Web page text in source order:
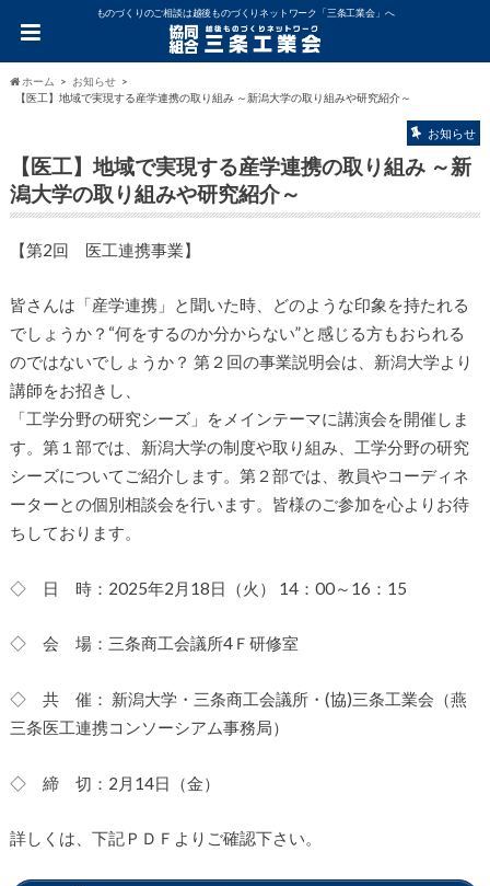
ものづくりのご相談は越後ものづくりネットワーク「三条工業会」へ
ホーム
お知らせ
【医工】地域で実現する産学連携の取り組み ～新潟大学の取り組みや研究紹介～
お知らせ
【医工】地域で実現する産学連携の取り組み ～新
潟大学の取り組みや研究紹介～
【第2回 医工連携事業】
皆さんは「産学連携」と聞いた時、どのような印象を持たれる
でしょうか？“何をするのか分からない”と感じる方もおられる
のではないでしょうか？ 第２回の事業説明会は、新潟大学より
講師をお招きし、
「工学分野の研究シーズ」をメインテーマに講演会を開催しま
す。第１部では、新潟大学の制度や取り組み、工学分野の研究
シーズについてご紹介します。第２部では、教員やコーディネ
ーターとの個別相談会を行います。皆様のご参加を心よりお待
ちしております。
◇ 日 時：2025年2月18日（火） 14：00～16：15
◇ 会 場：三条商工会議所4Ｆ研修室
◇ 共 催： 新潟大学・三条商工会議所・(協)三条工業会（燕
三条医工連携コンソーシアム事務局）
◇ 締 切：2月14日（金）
詳しくは、下記ＰＤＦよりご確認下さい。